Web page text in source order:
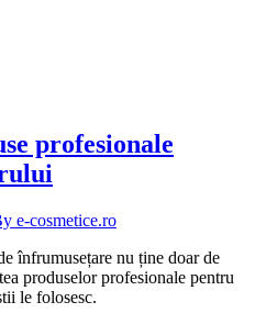
profesionale
e-cosmetice.ro
înfrumusețare nu ține doar de
produselor profesionale pentru
le folosesc.